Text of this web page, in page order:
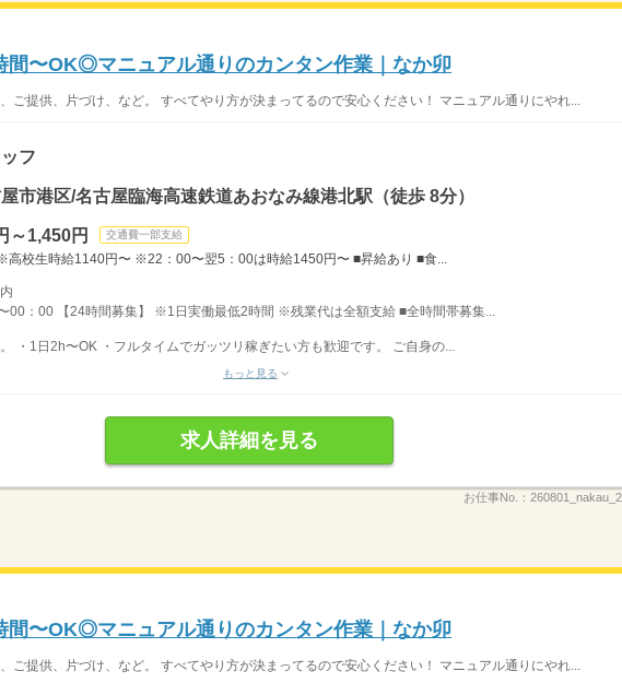
間〜OK◎マニュアル通りのカンタン作業｜なか卯
ご提供、片づけ、など。 すべてやり方が決まってるので安心ください！ マニュアル通りにやれ...
フ
市港区/名古屋臨海高速鉄道あおなみ線港北駅（徒歩 8分）
～1,450円 交通費一部支給
高校生時給1140円〜 ※22：00〜翌5：00は時給1450円〜 ■昇給あり ■食...
以内
00：00 【24時間募集】 ※1日実働最低2時間 ※残業代は全額支給 ■全時間帯募集...
・1日2h〜OK ・フルタイムでガッツリ稼ぎたい方も歓迎です。 ご自身の...
もっと見る
求人詳細を見る
お仕事No.：
間〜OK◎マニュアル通りのカンタン作業｜なか卯
ご提供、片づけ、など。 すべてやり方が決まってるので安心ください！ マニュアル通りにやれ...